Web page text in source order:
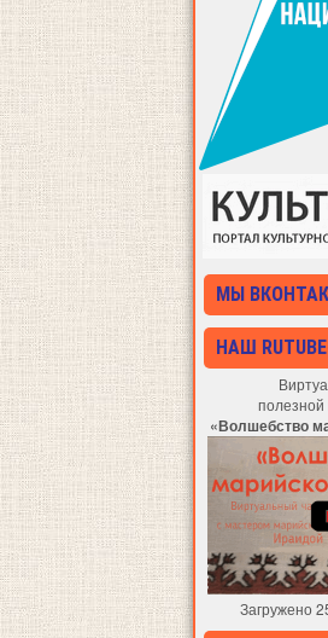
МЫ
НАШ
«Волшебство
Загружено